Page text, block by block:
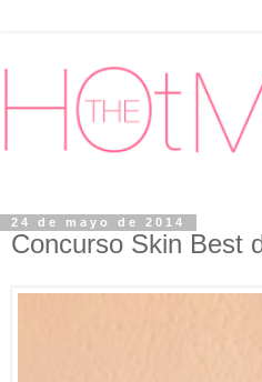
24 de mayo de 2014
Concurso Skin Best